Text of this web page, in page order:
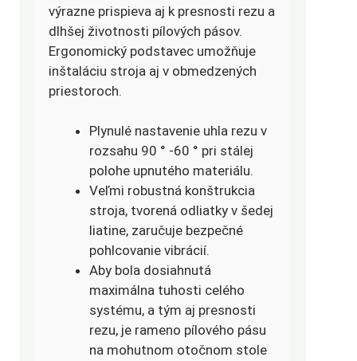
výrazne prispieva aj k presnosti rezu a
dlhšej životnosti pílových pásov.
Ergonomický podstavec umožňuje
inštaláciu stroja aj v obmedzených
priestoroch.
Plynulé nastavenie uhla rezu v
rozsahu 90 ° -60 ° pri stálej
polohe upnutého materiálu.
Veľmi robustná konštrukcia
stroja, tvorená odliatky v šedej
liatine, zaručuje bezpečné
pohlcovanie vibrácií.
Aby bola dosiahnutá
maximálna tuhosti celého
systému, a tým aj presnosti
rezu, je rameno pílového pásu
na mohutnom otočnom stole